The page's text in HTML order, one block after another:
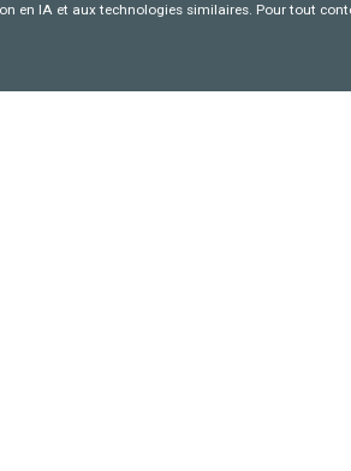
en IA et aux technologies similaires. Pour tout